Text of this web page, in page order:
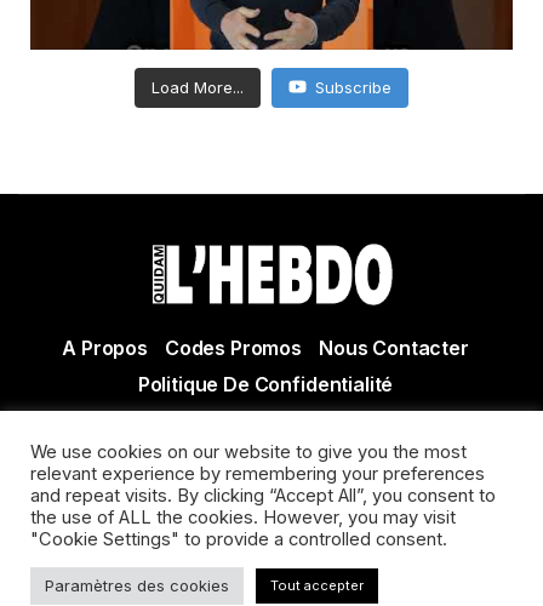
Load More... Subscribe
A Propos Codes Promos
Nous Contacter
Politique De Confidentialité
Actualité Agen - Actualité en lot et Garonne - Actualité
Villeneuve sur Lot
We use cookies on our website to give you the most
relevant experience by remembering your preferences
and repeat visits. By clicking “Accept All”, you consent to
the use of ALL the cookies. However, you may visit
"Cookie Settings" to provide a controlled consent.
Paramètres des cookies Tout accepter